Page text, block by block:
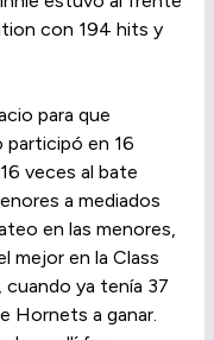
con 194 hits y
para que
participó en 16
veces al bate
a mediados
en las menores,
mejor en la Class
ya tenía 37
Hornets a ganar.